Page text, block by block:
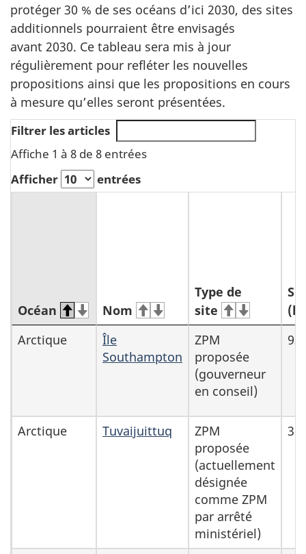
protéger 30 % de ses océans d’ici 2030, des sites
additionnels pourraient être envisagés
avant 2030. Ce tableau sera mis à jour
régulièrement pour refléter les nouvelles
propositions ainsi que les propositions en cours
à mesure qu’elles seront présentées.
Filtrer les articles
Affiche 1 à 8 de 8 entrées
Afficher
entrées
Aires
conservées
proposées
Océan Nom
Type de
site
Arctique
Île
Southampton
ZPM
proposée
(gouverneur
en conseil)
93
Arctique Tuvaijuittuq
ZPM
proposée
(actuellement
désignée
comme ZPM
par arrêté
ministériel)